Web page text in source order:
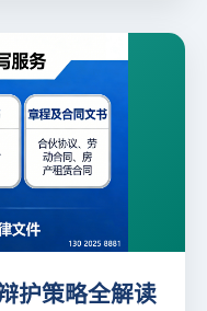
护策略全解读